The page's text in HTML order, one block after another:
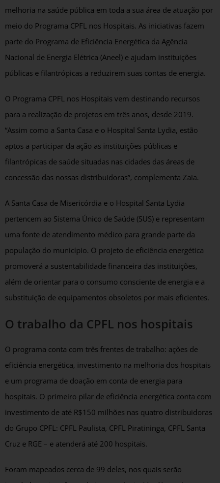
melhoria na saúde pública em toda a sua área de atuação por
meio do Programa CPFL nos Hospitais. As iniciativas fazem
parte do Programa de Eficiência Energética da Agência
Nacional de Energia Elétrica (Aneel) e ajudam instituições
públicas e filantrópicas a reduzirem suas contas de energia.
O Programa CPFL nos Hospitais vem destinando recursos
para a realização de projetos em três anos, desde 2019.
“Assim como a Santa Casa e o Hospital Santa Lydia, estão
aptos a participar da ação as instituições públicas e
filantrópicas de saúde situadas nas cidades das áreas de
concessão das nossas distribuidoras”, complementa Zaia.
A Santa Casa de Misericórdia e o Hospital Santa Lydia
pertencem ao Sistema Único de Saúde (SUS) e representam
uma fonte de atendimento médico para grande parte da
população do município. O projeto de eficiência energética
promoverá a sustentabilidade financeira das instituições,
além de orientar para o consumo consciente de energia e a
substituição de equipamentos obsoletos por mais eficientes.
O trabalho da CPFL nos hospitais
O programa conta com três frentes de trabalho: ações de
eficiência energética, investimento na melhoria dos hospitais
e um programa de doação em conta de energia para
hospitais. O primeiro pilar de eficiência energética conta com
investimento de até R$150 milhões nas quatro distribuidoras
do Grupo CPFL: CPFL Paulista, CPFL Piratininga, CPFL Santa
Cruz e RGE – e atenderá até 200 hospitais.
Foram mapeados cerca de 99 deles, nos quais serão